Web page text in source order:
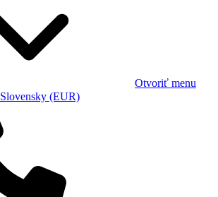
Otvoriť menu
Slovensky (EUR)